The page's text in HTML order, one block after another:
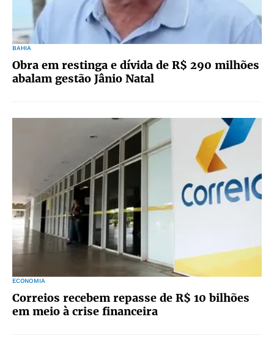
BAHIA
Obra em restinga e dívida de R$ 290 milhões
abalam gestão Jânio Natal
ECONOMIA
Correios recebem repasse de R$ 10 bilhões
em meio à crise financeira